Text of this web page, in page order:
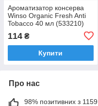
Ароматизатор консерва
Winso Organic Fresh Anti
Tobacco 40 мл (533210)
114 ₴
Купити
Про нас
98% позитивних з 1159